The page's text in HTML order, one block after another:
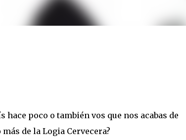
hace poco o también vos que nos acabas de
de la Logia Cervecera?